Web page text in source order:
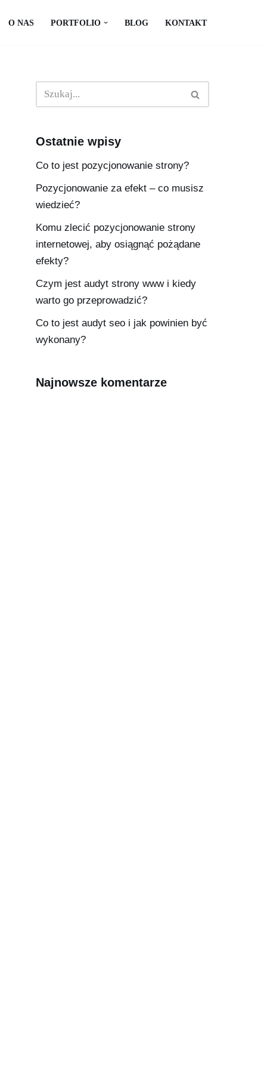
O NAS PORTFOLIO BLOG KONTAKT
Ostatnie wpisy
Co to jest pozycjonowanie strony?
Pozycjonowanie za efekt – co musisz
wiedzieć?
Komu zlecić pozycjonowanie strony
internetowej, aby osiągnąć pożądane
efekty?
Czym jest audyt strony www i kiedy
warto go przeprowadzić?
Co to jest audyt seo i jak powinien być
wykonany?
Najnowsze komentarze